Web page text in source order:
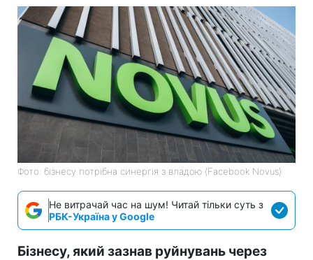
Фото: бізнесу потрібна синергія з владою (Facebook Novus)
Не витрачай час на шум! Читай тільки суть з
РБК-Україна у Google
Бізнесу, який зазнав руйнувань через